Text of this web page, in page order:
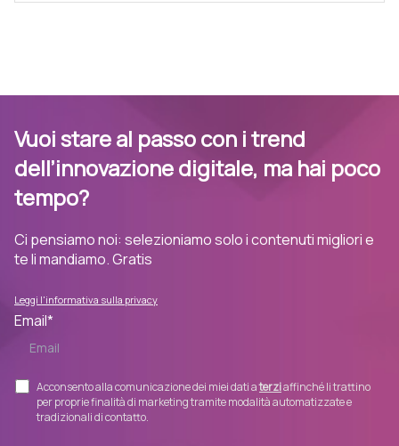
Vuoi stare al passo con i trend
dell’innovazione digitale, ma hai poco
tempo?
Ci pensiamo noi: selezioniamo solo i contenuti migliori e
te li mandiamo. Gratis
Leggi l'informativa sulla privacy
Email*
Acconsento alla comunicazione dei miei dati aterziaffinché li trattino
per proprie finalità di marketing tramite modalità automatizzate e
tradizionali di contatto.